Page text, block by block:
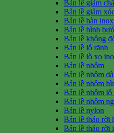
Bản lề giảm
Bản lề giảm
Bản lề hàn inox
Bản lề hình
Bản lề không
Bản lề lỗ rãnh
Bản lề lò xo
Bản lề nhôm
Bản lề nhôm
Bản lề nhôm
Bản lề nhôm lỗ
Bản lề nhôm
Bản lề nylon
Bản lề tháo rời
Bản lề tháo rời